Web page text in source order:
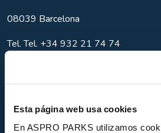
Esta página web usa cookies
En ASPRO PARKS utilizamos
08039 Barcelona
Tel.Tel. +34 932 21 74 74